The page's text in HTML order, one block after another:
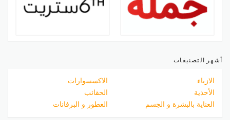
أشهر التصنيفات
الازياء
الاكسسوارات
الأحذية
الحقائب
العناية بالبشرة و الجسم
العطور و البرفانات